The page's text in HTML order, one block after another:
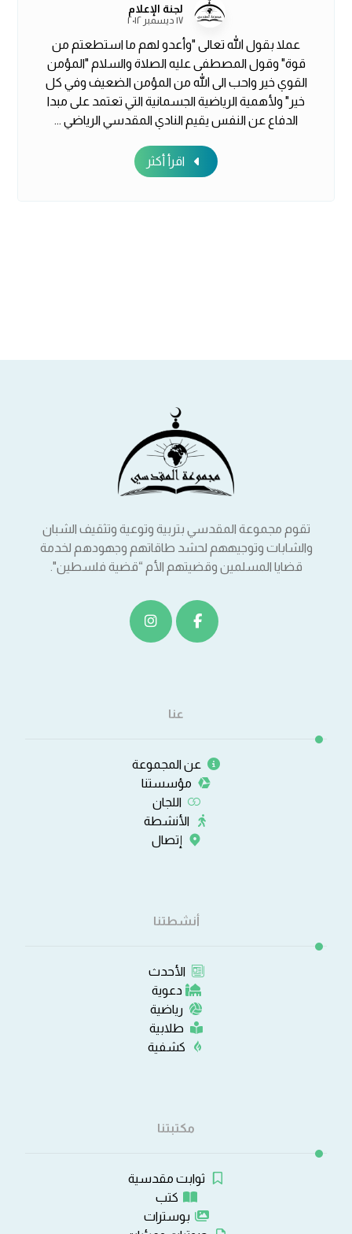
لجنة الإعلام
١٧ ديسمبر ٢٠١٢
عملا بقول الله تعالى "وأعدو لهم ما استطعتم من
قوة" وقول المصطفى عليه الصلاة والسلام "المؤمن
القوي خير واحب الى الله من المؤمن الضعيف وفي كل
خير" ولأهمية الرياضية الجسمانية التي تعتمد على مبدا
الدفاع عن النفس يقيم النادي المقدسي الرياضي ...
اقرأ أكثر
تقوم مجموعة المقدسي بتربية وتوعية وتثقيف الشبان
والشابات وتوجيههم لحشد طاقاتهم وجهودهم لخدمة
قضايا المسلمين وقضيتهم الأم “قضية فلسطين".
عنا
عن المجموعة
مؤسستنا
اللجان
الأنشطة
إتصال
أنشطتنا
الأحدث
دعوية
رياضية
طلابية
كشفية
مكتبتنا
ثوابت مقدسية
كتب
بوسترات